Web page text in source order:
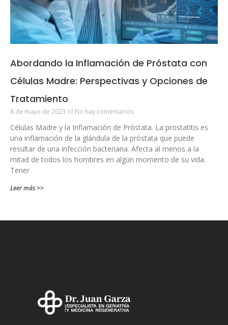
Abordando la Inflamación de Próstata con
Células Madre: Perspectivas y Opciones de
Tratamiento
8 de mayo de 2023 No hay comentarios
Células Madre y la Inflamación de Próstata. La prostatitis es
una inflamación de la glándula de la próstata que puede
resultar de una infección bacteriana. Afecta al menos a la
mitad de todos los hombres en algún momento de su vida.
Tener
Leer más >>